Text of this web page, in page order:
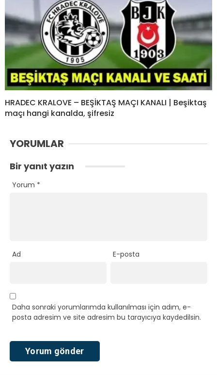
HRADEC KRALOVE – BEŞİKTAŞ MAÇI KANALI | Beşiktaş
maçı hangi kanalda, şifresiz
YORUMLAR
Bir yanıt yazın
Yorum *
Ad E-posta
Daha sonraki yorumlarımda kullanılması için adım, e-
posta adresim ve site adresim bu tarayıcıya kaydedilsin.